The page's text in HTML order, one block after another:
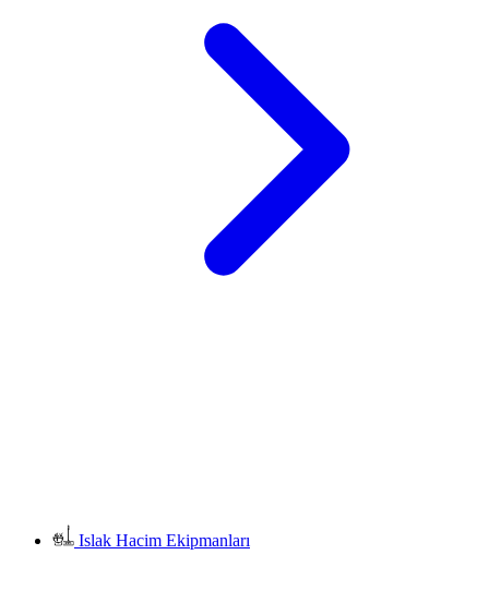
Islak Hacim Ekipmanları